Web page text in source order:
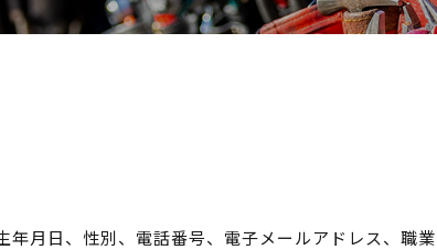
月日、性別、電話番号、電子メールアドレス、職